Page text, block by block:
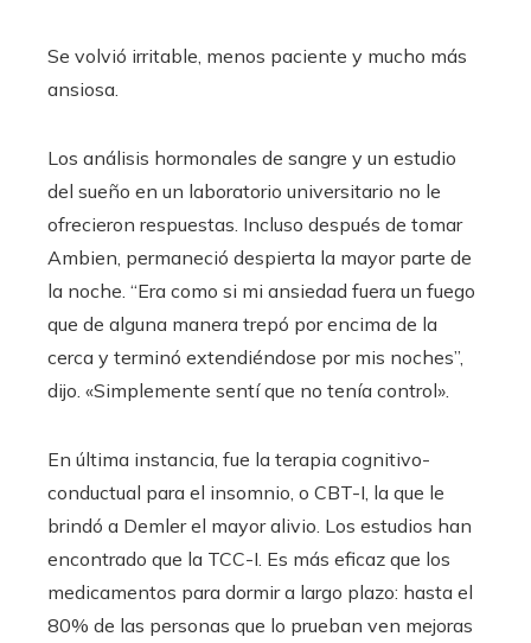
Se volvió irritable, menos paciente y mucho más
ansiosa.
Los análisis hormonales de sangre y un estudio
del sueño en un laboratorio universitario no le
ofrecieron respuestas. Incluso después de tomar
Ambien, permaneció despierta la mayor parte de
la noche. “Era como si mi ansiedad fuera un fuego
que de alguna manera trepó por encima de la
cerca y terminó extendiéndose por mis noches”,
dijo. «Simplemente sentí que no tenía control».
En última instancia, fue la terapia cognitivo-
conductual para el insomnio, o CBT-I, la que le
brindó a Demler el mayor alivio. Los estudios han
encontrado que la TCC-I. Es más eficaz que los
medicamentos para dormir a largo plazo: hasta el
80% de las personas que lo prueban ven mejoras